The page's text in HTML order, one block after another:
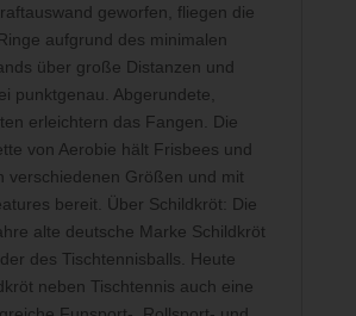
geworfen, fliegen die
aufgrund des minimalen
über große Distanzen und
punktgenau. Abgerundete,
erleichtern das Fangen. Die
von Aerobie hält Frisbees und
verschiedenen Größen und mit
bereit. Über Schildkröt: Die
alte deutsche Marke Schildkröt
des Tischtennisballs. Heute
neben Tischtennis auch eine